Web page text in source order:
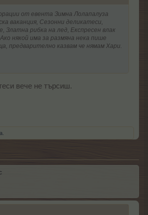
от евента Зимна Лолапалуза
ваканция, Сезонни деликатеси,
Златна рибка на лед, Експресен влак
някой има за размяна нека пише
предварително казвам че нямам Хари.
вече не търсиш.